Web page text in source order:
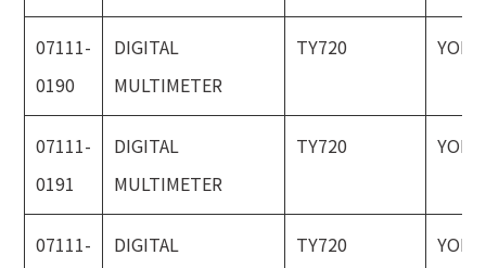
07111-
0190
DIGITAL
MULTIMETER
TY720
07111-
0191
DIGITAL
MULTIMETER
TY720
07111-
DIGITAL
TY720